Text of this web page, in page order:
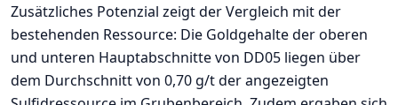
Zusätzliches Potenzial zeigt der Vergleich mit der
bestehenden Ressource: Die Goldgehalte der oberen
und unteren Hauptabschnitte von DD05 liegen über
dem Durchschnitt von 0,70 g/t der angezeigten